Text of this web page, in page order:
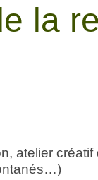
la
atelier